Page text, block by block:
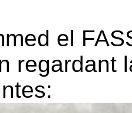
el
regardant